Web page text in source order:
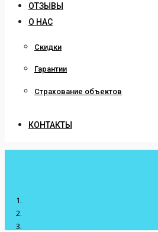
ОТЗЫВЫ
О НАС
Скидки
Гарантии
Страхование объектов
КОНТАКТЫ